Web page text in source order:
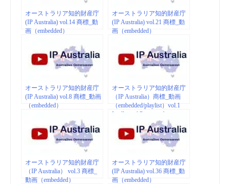
オーストラリア知的財産庁
(IP Australia) vol.14 商標_動
画（embedded）
オーストラリア知的財産庁
(IP Australia) vol.21 商標_動
画（embedded）
オーストラリア知的財産庁
(IP Australia) vol.8 商標_動画
（embedded）
オーストラリア知的財産庁
（IP Australia）商標_動画
（embedded/playlist）vol.1
Intellectual Property for
オーストラリア知的財産庁
（IP Australia） vol.3 商標_
動画（embedded）
オーストラリア知的財産庁
(IP Australia) vol.36 商標_動
画（embedded）